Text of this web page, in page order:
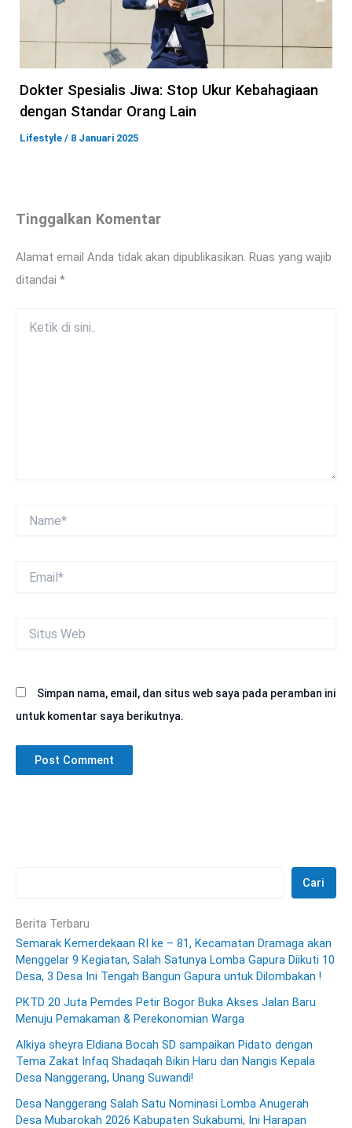
Dokter Spesialis Jiwa: Stop Ukur Kebahagiaan
dengan Standar Orang Lain
Lifestyle / 8 Januari 2025
Tinggalkan Komentar
Alamat email Anda tidak akan dipublikasikan. Ruas yang wajib
ditandai *
Web
Simpan nama, email, dan situs web saya pada peramban ini
untuk komentar saya berikutnya.
Cari
Berita Terbaru
Semarak Kemerdekaan RI ke – 81, Kecamatan Dramaga akan
Menggelar 9 Kegiatan, Salah Satunya Lomba Gapura Diikuti 10
Desa, 3 Desa Ini Tengah Bangun Gapura untuk Dilombakan !
PKTD 20 Juta Pemdes Petir Bogor Buka Akses Jalan Baru
Menuju Pemakaman & Perekonomian Warga
Alkiya sheyra Eldiana Bocah SD sampaikan Pidato dengan
Tema Zakat Infaq Shadaqah Bikin Haru dan Nangis Kepala
Desa Nanggerang, Unang Suwandi!
Desa Nanggerang Salah Satu Nominasi Lomba Anugerah
Desa Mubarokah 2026 Kabupaten Sukabumi, Ini Harapan